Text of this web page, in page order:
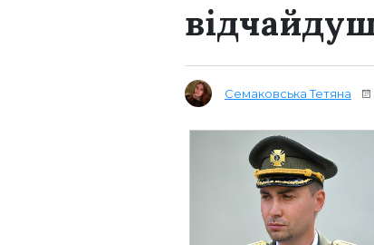
Семаковська Тетяна